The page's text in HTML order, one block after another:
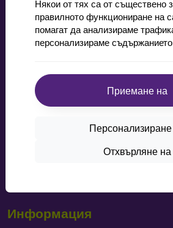
Някои от тях са от съществено
правилното функциониране на
помагат да анализираме
персонализираме
Приемане на
Отхвърляне на
Пазаруване
Доставка и плащане
Cashback
Лесно връщане
Информация